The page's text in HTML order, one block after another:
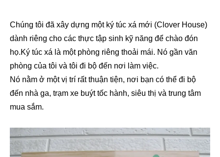
Chúng tôi đã xây dựng một ký túc xá mới (Clover House)
dành riêng cho các thực tập sinh kỹ năng để chào đón
họ.Ký túc xá là một phòng riêng thoải mái. Nó gần văn
phòng của tôi và tôi đi bộ đến nơi làm việc.
Nó nằm ở một vị trí rất thuận tiện, nơi bạn có thể đi bộ
đến nhà ga, trạm xe buýt tốc hành, siêu thị và trung tâm
mua sắm.